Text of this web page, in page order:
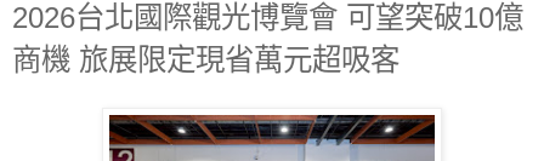
2026台北國際觀光博覽會 可望突破10億
商機 旅展限定現省萬元超吸客